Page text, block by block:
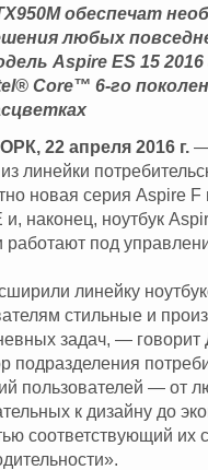
обеспечат
любых
Aspire ES 15
Core™ 6-го
22 апреля 2016 г.—
линейки
новая серия Aspire F
и, наконец, ноутбук
работают под
линейку
стильные и
задач, —
подразделения
пользователей — от
к дизайну до
соответствующий